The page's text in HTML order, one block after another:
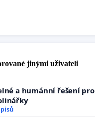
jinými uživateli
a humánní řešení pro